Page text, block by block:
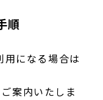
順
になる場合は
案内いたしま